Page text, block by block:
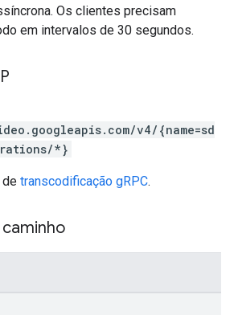
Os clientes precisam
em intervalos de 30 segundos.
v4/{name=sd
*}
de transcodificação gRPC.